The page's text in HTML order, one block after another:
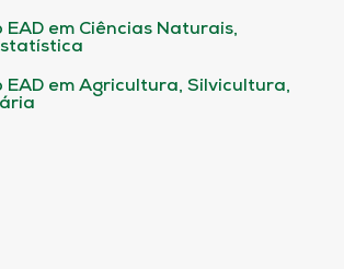
em Ciências Naturais,
EAD em Agricultura, Silvicultura,